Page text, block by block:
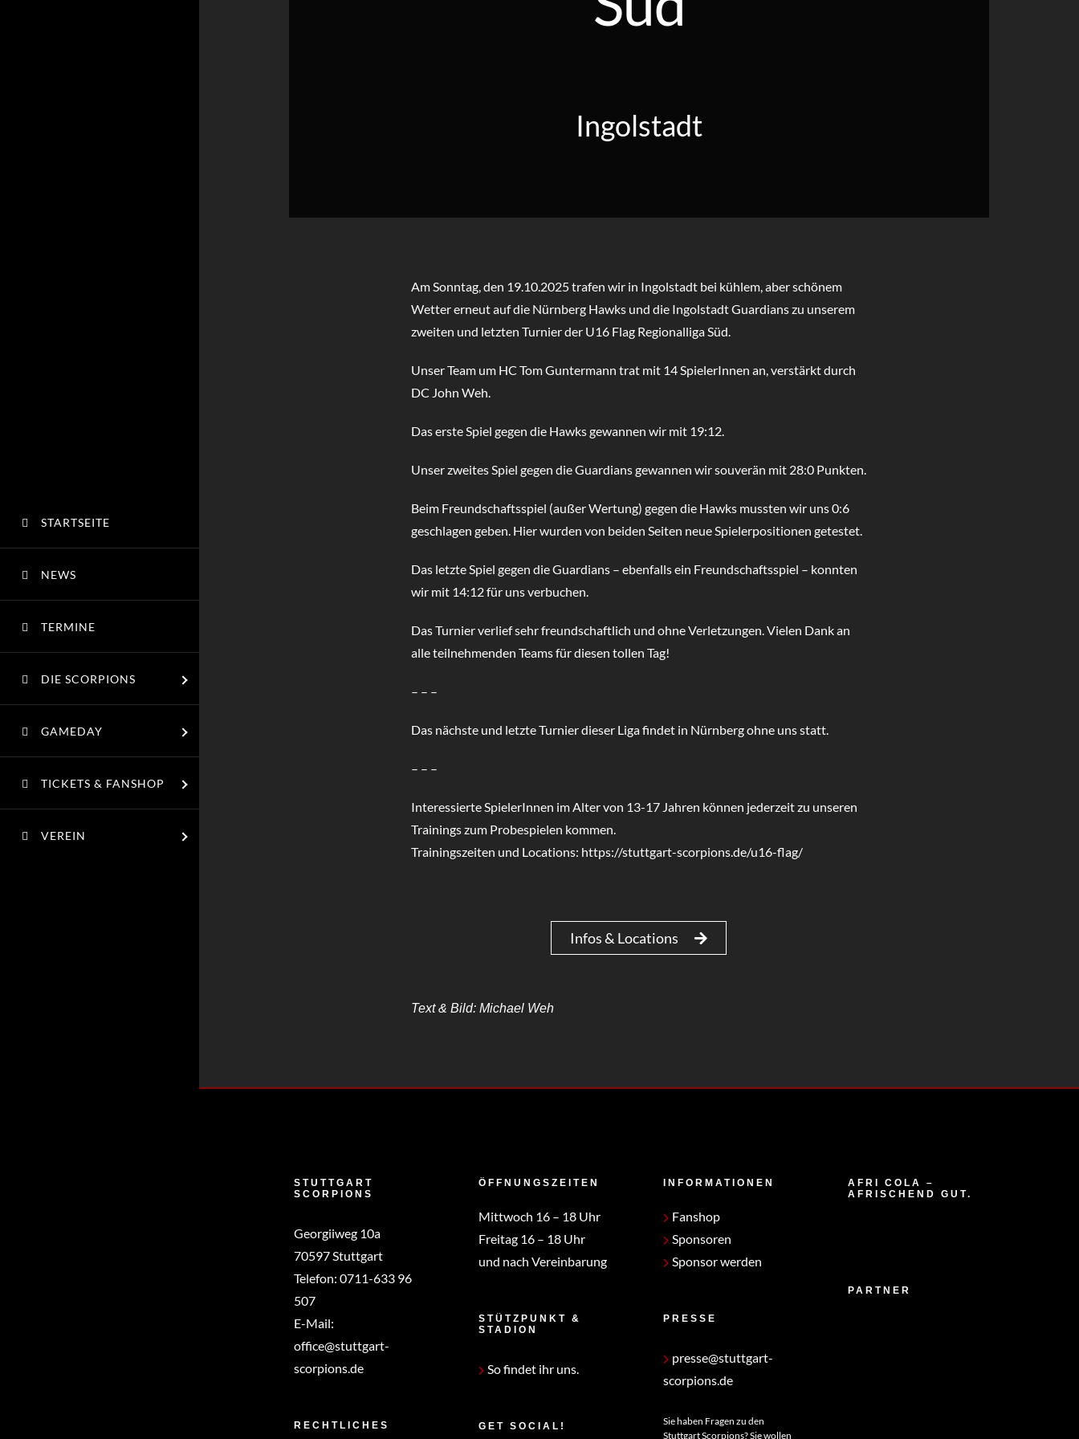
STARTSEITE
NEWS
TERMINE
DIE SCORPIONS
GAMEDAY
TICKETS & FANSHOP
VEREIN
Ingolstadt
Am Sonntag, den 19.10.2025 trafen wir in Ingolstadt bei kühlem, aber schönem
Wetter erneut auf die Nürnberg Hawks und die Ingolstadt Guardians zu unserem
zweiten und letzten Turnier der U16 Flag Regionalliga Süd.
Unser Team um HC Tom Guntermann trat mit 14 SpielerInnen an, verstärkt durch
DC John Weh.
Das erste Spiel gegen die Hawks gewannen wir mit 19:12.
Unser zweites Spiel gegen die Guardians gewannen wir souverän mit 28:0 Punkten.
Beim Freundschaftsspiel (außer Wertung) gegen die Hawks mussten wir uns 0:6
geschlagen geben. Hier wurden von beiden Seiten neue Spielerpositionen getestet.
Das letzte Spiel gegen die Guardians – ebenfalls ein Freundschaftsspiel – konnten
wir mit 14:12 für uns verbuchen.
Das Turnier verlief sehr freundschaftlich und ohne Verletzungen. Vielen Dank an
alle teilnehmenden Teams für diesen tollen Tag!
– – –
Das nächste und letzte Turnier dieser Liga findet in Nürnberg ohne uns statt.
– – –
Interessierte SpielerInnen im Alter von 13-17 Jahren können jederzeit zu unseren
Trainings zum Probespielen kommen.
Trainingszeiten und Locations: https://stuttgart-scorpions.de/u16-flag/
Infos & Locations
Text & Bild: Michael Weh
STUTTGART
SCORPIONS
Georgiiweg 10a
70597 Stuttgart
Telefon: 0711-633 96
507
E-Mail:
office@stuttgart-
scorpions.de
RECHTLICHES
ÖFFNUNGSZEITEN
Mittwoch 16 – 18 Uhr
Freitag 16 – 18 Uhr
und nach Vereinbarung
STÜTZPUNKT &
STADION
So findet ihr uns.
GET SOCIAL!
INFORMATIONEN
Fanshop
Sponsoren
Sponsor werden
PRESSE
presse@stuttgart-
scorpions.de
Sie haben Fragen zu den
Stuttgart Scorpions? Sie wollen
AFRI COLA –
AFRISCHEND GUT.
PARTNER